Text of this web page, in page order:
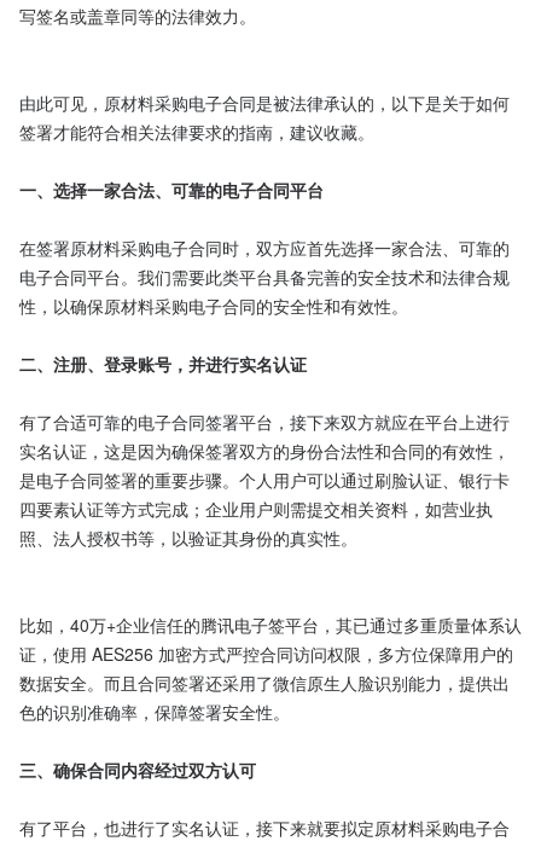
写签名或盖章同等的法律效力。
由此可见，原材料采购电子合同是被法律承认的，以下是关于如何
签署才能符合相关法律要求的指南，建议收藏。
一、选择一家合法、可靠的电子合同平台
在签署原材料采购电子合同时，双方应首先选择一家合法、可靠的
电子合同平台。我们需要此类平台具备完善的安全技术和法律合规
性，以确保原材料采购电子合同的安全性和有效性。
二、注册、登录账号，并进行实名认证
有了合适可靠的电子合同签署平台，接下来双方就应在平台上进行
实名认证，这是因为确保签署双方的身份合法性和合同的有效性，
是电子合同签署的重要步骤。个人用户可以通过刷脸认证、银行卡
四要素认证等方式完成；企业用户则需提交相关资料，如营业执
照、法人授权书等，以验证其身份的真实性。
比如，40万+企业信任的腾讯电子签平台，其已通过多重质量体系认
证，使用 AES256 加密方式严控合同访问权限，多方位保障用户的
数据安全。而且合同签署还采用了微信原生人脸识别能力，提供出
色的识别准确率，保障签署安全性。
三、确保合同内容经过双方认可
有了平台，也进行了实名认证，接下来就要拟定原材料采购电子合